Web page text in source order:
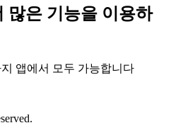
많은 기능을 이용하
앱에서 모두 가능합니다